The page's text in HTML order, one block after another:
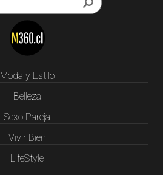
Moda y Estilo
Belleza
Sexo Pareja
Vivir Bien
LifeStyle